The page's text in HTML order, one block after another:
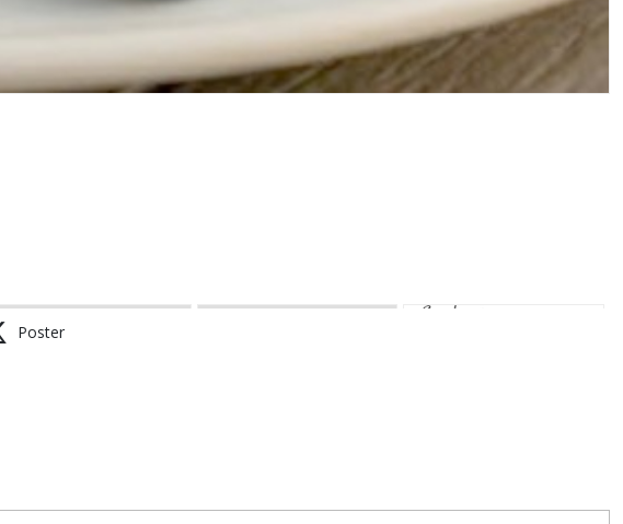
Poster